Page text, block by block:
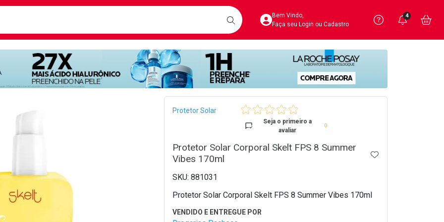
BUSCARAcesse sua Conta
Bem Vindo,
Faça seu Login ou Cadastro
Precisa
Ver Recursos
Você
4
Breadcrumb
Protetor Solar
Seja o primeiro a
avaliar
0
Protetor Solar Corporal Skelt FPS 8 Summer
Vibes 170ml
ADICIONAR AOS
881031
Protetor Solar Corporal Skelt FPS 8 Summer Vibes 170ml